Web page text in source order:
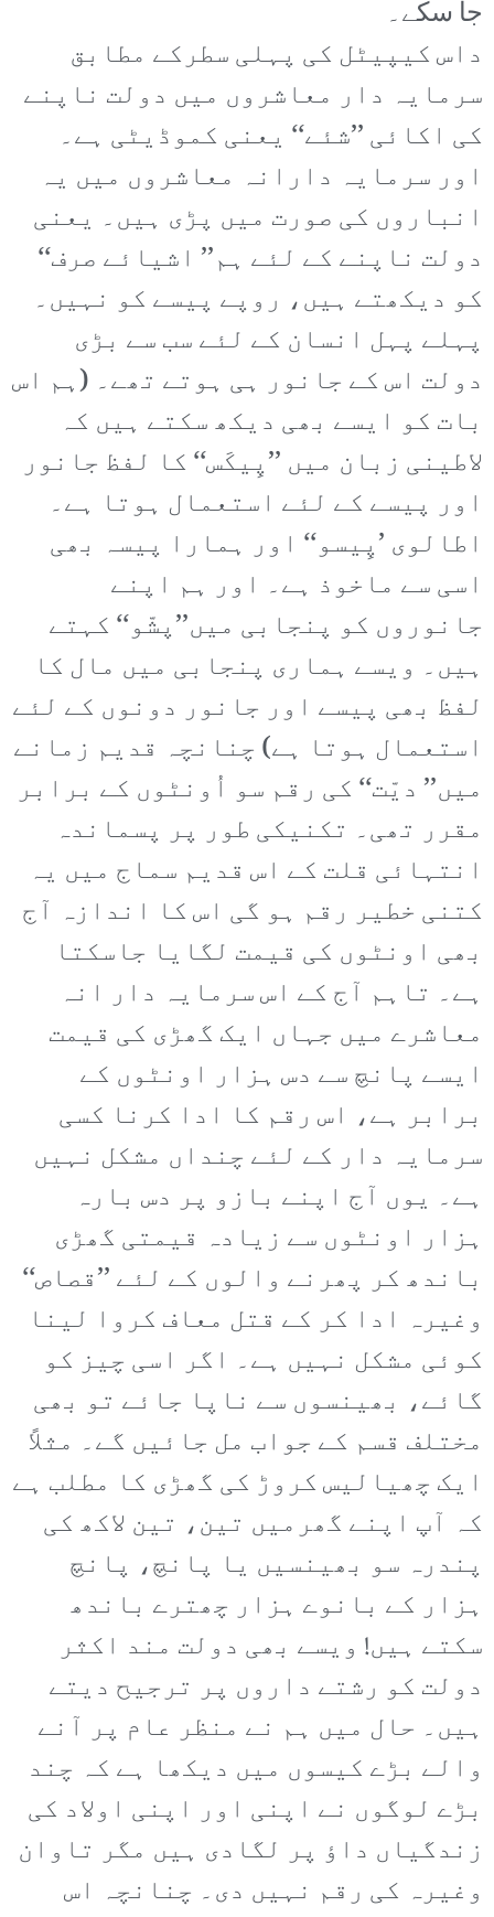
جا سکے۔
داس کیپیٹل کی پہلی سطرکے مطابق
سرمایہ دار معاشروں میں دولت ناپنے
کی اکائی ’’شئے‘‘ یعنی کموڈیٹی ہے۔
اور سرمایہ دارانہ معاشروں میں یہ
انباروں کی صورت میں پڑی ہیں۔ یعنی
دولت ناپنے کے لئے ہم’’ اشیائے صرف‘‘
کو دیکھتے ہیں، روپے پیسے کو نہیں۔
پہلے پہل انسان کے لئے سب سے بڑی
دولت اس کے جانور ہی ہوتے تھے۔ (ہم اس
بات کو ایسے بھی دیکھ سکتے ہیں کہ
لاطینی زبان میں ’’پِیکَس‘‘ کا لفظ جانور
اور پیسے کے لئے استعمال ہوتا ہے۔
اطالوی ’پِیسو‘‘ اور ہمارا پیسہ بھی
اسی سے ماخوذ ہے۔ اور ہم اپنے
جانوروں کو پنجابی میں’’پشّو‘‘ کہتے
ہیں۔ ویسے ہماری پنجابی میں مال کا
لفظ بھی پیسے اور جانور دونوں کے لئے
استعمال ہوتا ہے) چنانچہ قدیم زمانے
میں’’ دیّت‘‘ کی رقم سو اُونٹوں کے برابر
مقرر تھی۔ تکنیکی طور پر پسماندہ
انتہائی قلت کے اس قدیم سماج میں یہ
کتنی خطیر رقم ہو گی اس کا اندازہ آج
بھی اونٹوں کی قیمت لگایا جاسکتا
ہے۔ تاہم آج کے اس سرمایہ دار انہ
معاشرے میں جہاں ایک گھڑی کی قیمت
ایسے پانچ سے دس ہزار اونٹوں کے
برابر ہے، اس رقم کا ادا کرنا کسی
سرمایہ دار کے لئے چنداں مشکل نہیں
ہے۔ یوں آج اپنے بازو پر دس بارہ
ہزار اونٹوں سے زیادہ قیمتی گھڑی
باندھ کر پھرنے والوں کے لئے ’’قصاص‘‘
وغیرہ ادا کر کے قتل معاف کروا لینا
کوئی مشکل نہیں ہے۔ اگر اسی چیز کو
گائے، بھینسوں سے ناپا جائے تو بھی
مختلف قسم کے جواب مل جائیں گے۔ مثلاً
ایک چھیالیس کروڑ کی گھڑی کا مطلب ہے
کہ آپ اپنے گھرمیں تین، تین لاکھ کی
پندرہ سو بھینسیں یا پانچ، پانچ
ہزار کے بانوے ہزار چھترے باندھ
سکتے ہیں! ویسے بھی دولت مند اکثر
دولت کو رشتے داروں پر ترجیح دیتے
ہیں۔ حال میں ہم نے منظر عام پر آنے
والے بڑے کیسوں میں دیکھا ہے کہ چند
بڑے لوگوں نے اپنی اور اپنی اولاد کی
زندگیاں داؤ پر لگادی ہیں مگر تاوان
وغیرہ کی رقم نہیں دی۔ چنانچہ اس